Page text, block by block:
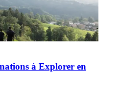
à Explorer en